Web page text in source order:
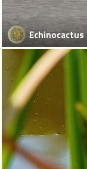
Echinocactus